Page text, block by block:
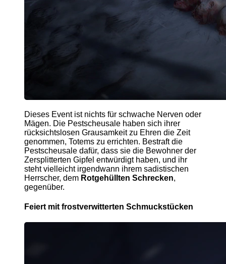
Dieses Event ist nichts für schwache Nerven oder
Mägen. Die Pestscheusale haben sich ihrer
rücksichtslosen Grausamkeit zu Ehren die Zeit
genommen, Totems zu errichten. Bestraft die
Pestscheusale dafür, dass sie die Bewohner der
Zersplitterten Gipfel entwürdigt haben, und ihr
steht vielleicht irgendwann ihrem sadistischen
Herrscher, dem Rotgehüllten Schrecken,
gegenüber.
Feiert mit frostverwitterten Schmuckstücken